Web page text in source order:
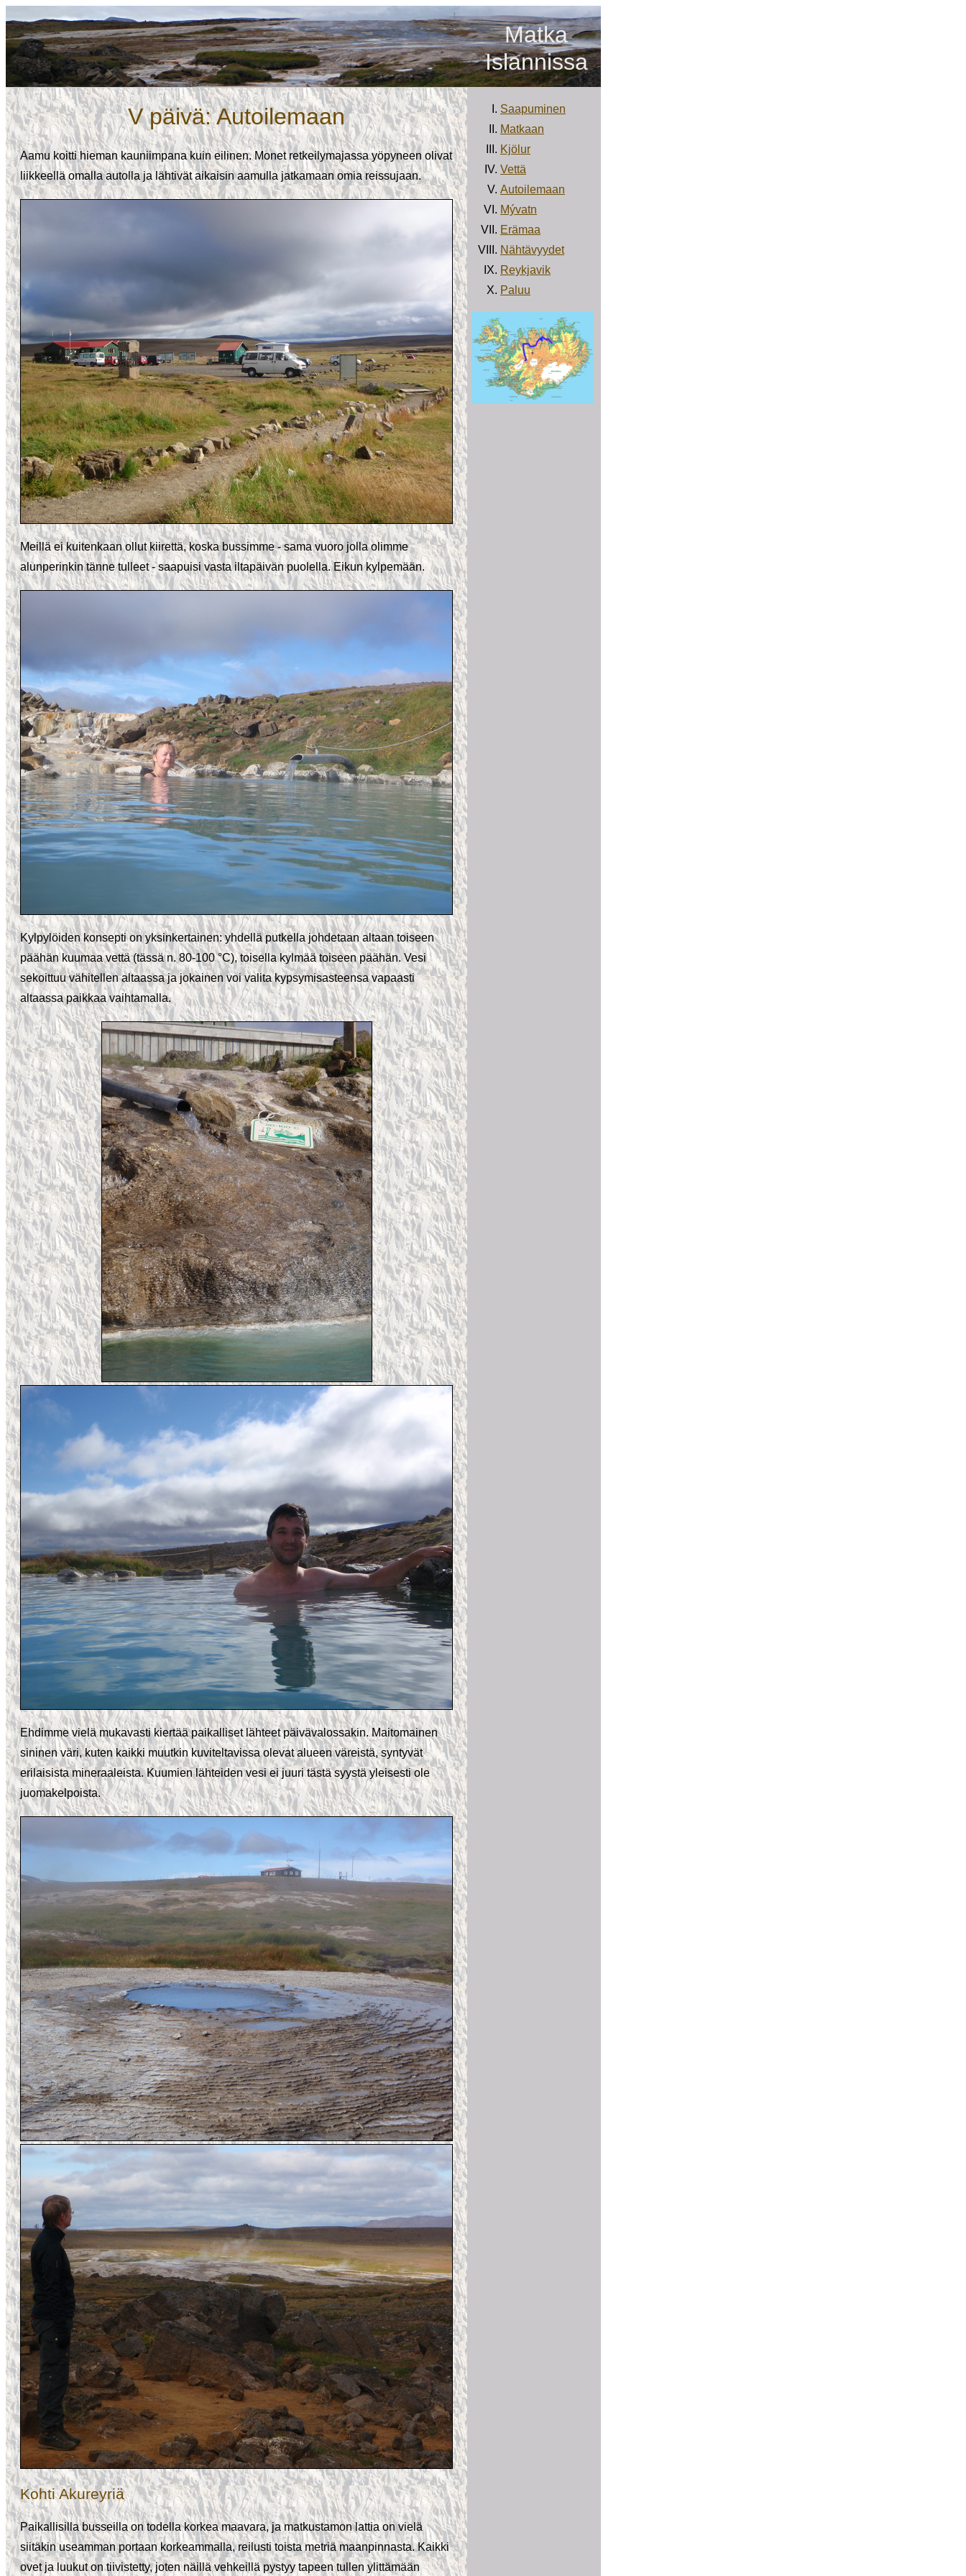
Matka
Islannissa
V päivä: Autoilemaan
Aamu koitti hieman kauniimpana kuin eilinen. Monet retkeilymajassa yöpyneen olivat
liikkeellä omalla autolla ja lähtivät aikaisin aamulla jatkamaan omia reissujaan.
Meillä ei kuitenkaan ollut kiirettä, koska bussimme - sama vuoro jolla olimme
alunperinkin tänne tulleet - saapuisi vasta iltapäivän puolella. Eikun kylpemään.
Kylpylöiden konsepti on yksinkertainen: yhdellä putkella johdetaan altaan toiseen
päähän kuumaa vettä (tässä n. 80-100 °C), toisella kylmää toiseen päähän. Vesi
sekoittuu vähitellen altaassa ja jokainen voi valita kypsymisasteensa vapaasti
altaassa paikkaa vaihtamalla.
Ehdimme vielä mukavasti kiertää paikalliset lähteet päivävalossakin. Maitomainen
sininen väri, kuten kaikki muutkin kuviteltavissa olevat alueen väreistä, syntyvät
erilaisista mineraaleista. Kuumien lähteiden vesi ei juuri tästä syystä yleisesti ole
juomakelpoista.
Kohti Akureyriä
Paikallisilla busseilla on todella korkea maavara, ja matkustamon lattia on vielä
siitäkin useamman portaan korkeammalla, reilusti toista metriä maanpinnasta. Kaikki
ovet ja luukut on tiivistetty, joten näillä vehkeillä pystyy tapeen tullen ylittämään
Saapuminen
Matkaan
Kjölur
Vettä
Autoilemaan
Mývatn
Erämaa
Nähtävyydet
Reykjavik
Paluu